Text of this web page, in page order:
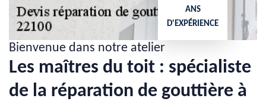
ANS
D'EXPÉRIENCE
Bienvenue dans notre atelier
Les maîtres du toit : spécialiste
de la réparation de gouttière à